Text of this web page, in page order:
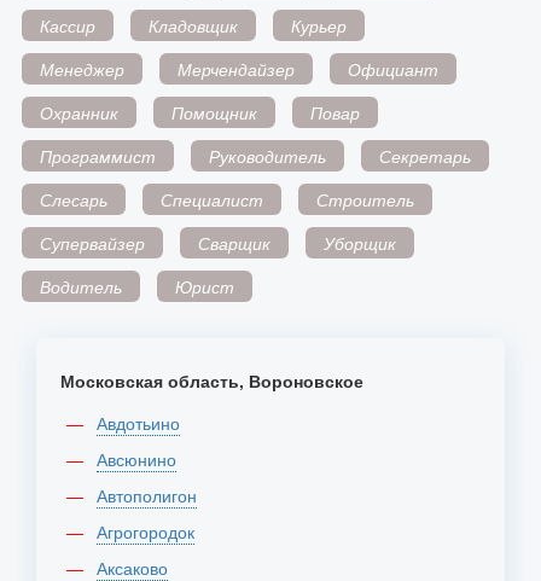
Кассир
Кладовщик
Курьер
Менеджер
Мерчендайзер
Официант
Охранник
Помощник
Повар
Программист
Руководитель
Секретарь
Слесарь
Специалист
Строитель
Супервайзер
Сварщик
Уборщик
Водитель
Юрист
Московская область, Вороновское
Авдотьино
Авсюнино
Автополигон
Агрогородок
Аксаково